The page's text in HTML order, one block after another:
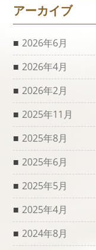
アーカイブ
2026年6月
2026年4月
2026年2月
2025年11月
2025年8月
2025年6月
2025年5月
2025年4月
2024年8月